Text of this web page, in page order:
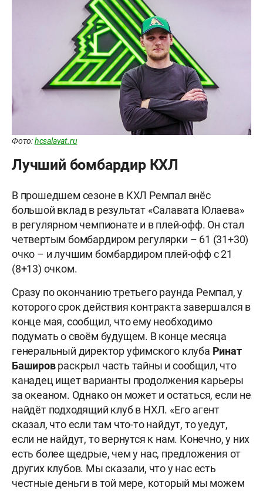
Фото:hcsalavat.ru
Лучший бомбардир КХЛ
В прошедшем сезоне в КХЛ Ремпал внёс
большой вклад в результат «Салавата Юлаева»
в регулярном чемпионате и в плей-офф. Он стал
четвертым бомбардиром регулярки – 61 (31+30)
очко – и лучшим бомбардиром плей-офф с 21
(8+13) очком.
Сразу по окончанию третьего раунда Ремпал, у
которого срок действия контракта завершался в
конце мая, сообщил, что ему необходимо
подумать о своём будущем. В конце месяца
генеральный директор уфимского клуба Ринат
Башировраскрыл часть тайны и сообщил, что
канадец ищет варианты продолжения карьеры
за океаном. Однако он может и остаться, если не
найдёт подходящий клуб в НХЛ. «Его агент
сказал, что если там что-то найдут, то уедут,
если не найдут, то вернутся к нам. Конечно, у них
есть более щедрые, чем у нас, предложения от
других клубов. Мы сказали, что у нас есть
честные деньги в той мере, который мы можем